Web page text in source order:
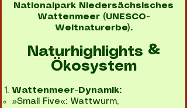
Nationalpark Niedersächsisches
Wattenmeer (UNESCO-
Weltnaturerbe).
Naturhighlights &
Ökosystem
Wattenmeer-Dynamik:
»Small Five«: Wattwurm,